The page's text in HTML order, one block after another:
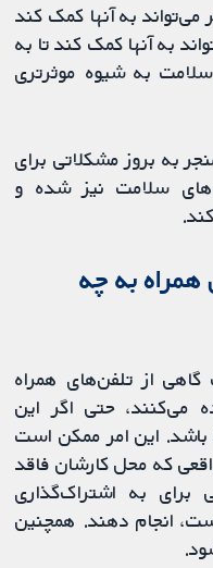
به آنها کمک کند
به آنها کمک کند تا به
به شیوه موثرتری
به بروز مشکلاتی برای
سلامت نیز شده و
همراه به چه
گاهی از تلفن‌های همراه
می‌کنند، حتی اگر این
این امر ممکن است
که محل کارشان فاقد
به اشتراک‌گذاری
انجام دهند. همچنین